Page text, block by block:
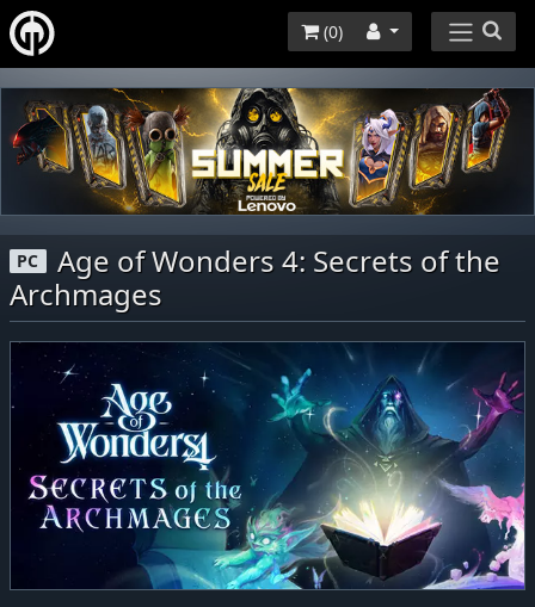
(0)
PC
Age of Wonders 4: Secrets of the
Archmages